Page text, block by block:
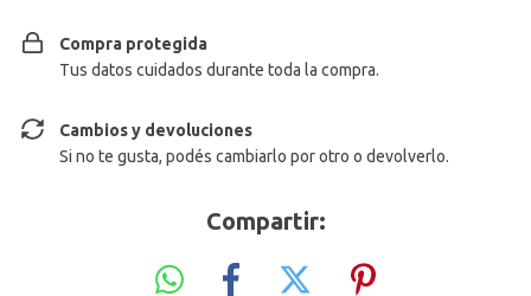
Compra protegida
Tus datos cuidados durante toda la compra.
Cambios y devoluciones
Si no te gusta, podés cambiarlo por otro o devolverlo.
Compartir: